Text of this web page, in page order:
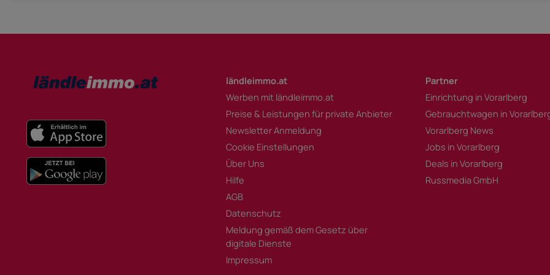
ländleimmo.at
Werben mit ländleimmo.at
Preise & Leistungen für private Anbieter
Newsletter Anmeldung
Cookie Einstellungen
Über Uns
Hilfe
AGB
Datenschutz
Meldung gemäß dem Gesetz über
digitale Dienste
Impressum
Partner
Einrichtung in Vorarlberg
Gebrauchtwagen in
Vorarlberg News
Jobs in Vorarlberg
Deals in Vorarlberg
Russmedia GmbH